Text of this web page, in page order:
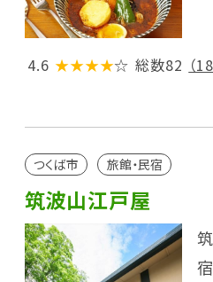
4.6 ★★★★☆ 総数82 （
つくば市 旅館・民宿
筑波山江戸屋